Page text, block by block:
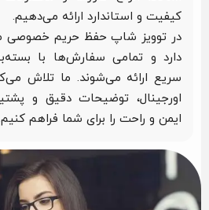
کیفیت و استاندارد ارائه می‌دهیم.
در توویز شاپ حفظ حریم خصوصی
دارد و تمامی سفارش‌ها با
سریع ارائه می‌شوند. ما تلاش
اورجینال، توضیحات دقیق و
ایمن و راحت را برای شما فراهم